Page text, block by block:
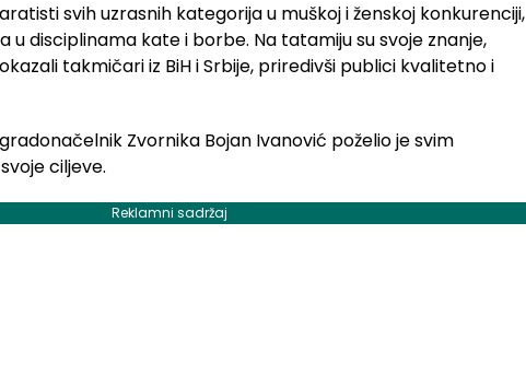
svih uzrasnih kategorija u muškoj i ženskoj konkurenciji,
u disciplinama kate i borbe. Na tatamiju su svoje znanje,
takmičari iz BiH i Srbije, priredivši publici kvalitetno i
Zvornika Bojan Ivanović poželio je svim
ciljeve.
Reklamni sadržaj